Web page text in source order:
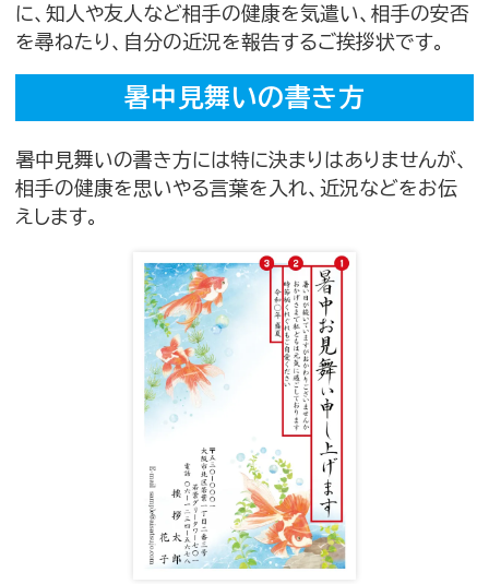
に、知人や友人など相手の健康を気遣い、相手の安否
を尋ねたり、自分の近況を報告するご挨拶状です。
暑中見舞いの書き方
暑中見舞いの書き方には特に決まりはありませんが、
相手の健康を思いやる言葉を入れ、近況などをお伝
えします。